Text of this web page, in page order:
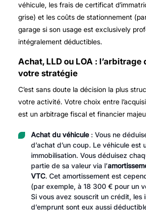
véhicule, les frais de certificat
grise) et les coûts de stationnement
garage si son usage est exclusively
intégralement déductibles.
Achat, LLD ou LOA :
votre stratégie
C’est sans doute la décision la plus
votre activité. Votre choix entre
est un arbitrage fiscal et financier
Achat du véhicule: Vous ne
d’achat d’un coup. Le véhicule est
immobilisation. Vous déduisez
partie de sa valeur via l’
VTC. Cet amortissement est
(par exemple, à 18 300 € pour un
Si vous avez souscrit un crédit, les
d’emprunt sont eux aussi